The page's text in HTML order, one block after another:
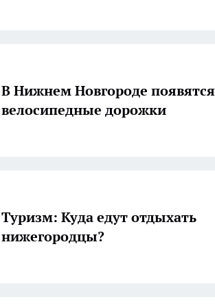
В Нижнем Новгороде появятся
велосипедные дорожки
Туризм: Куда едут отдыхать
нижегородцы?